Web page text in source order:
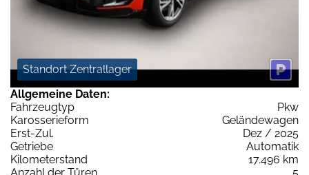
Standort Zentrallager
Allgemeine Daten:
Fahrzeugtyp
Pkw
Karosserieform
Geländewagen
Erst-Zul.
Dez / 2025
Getriebe
Automatik
Kilometerstand
17.496 km
Anzahl der Türen
5